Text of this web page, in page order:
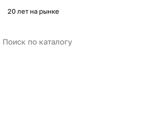
20 лет на рынке